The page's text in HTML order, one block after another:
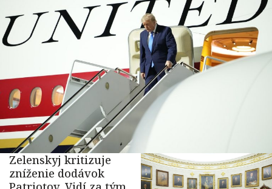
Zelenskyj kritizuje
zníženie dodávok